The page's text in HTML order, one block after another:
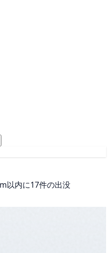
以内に17件の出没